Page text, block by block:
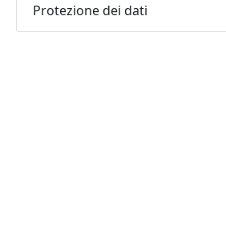
Protezione dei dati